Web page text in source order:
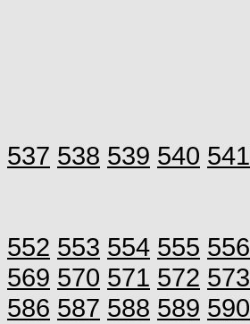
537 538 539 540 541
552 553 554 555 556
569 570 571 572 573
586 587 588 589 590